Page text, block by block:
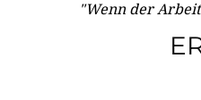
"Wenn der